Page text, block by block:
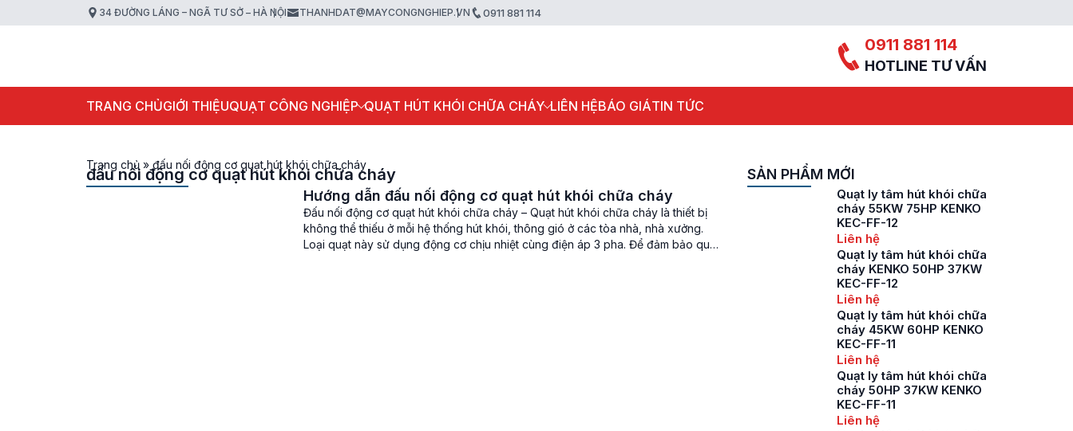
34 ĐƯỜNG LÁNG – NGÃ TƯ SỞ – HÀ NỘI THANHDAT@MAYCONGNGHIEP.VN 0911 881 114
0911 881 114
HOTLINE TƯ VẤN
TRANG CHỦGIỚI THIỆUQUẠT CÔNG NGHIỆP QUẠT HÚT KHÓI CHỮA CHÁY LIÊN HỆBÁO GIÁTIN TỨC
Trang chủ » đấu nối động cơ quạt hút khói chữa cháy
đấu nối động cơ quạt hút khói chữa cháy
Hướng dẫn đấu nối động cơ quạt hút khói chữa cháy
Đấu nối động cơ quạt hút khói chữa cháy – Quạt hút khói chữa cháy là thiết bị
không thể thiếu ở mỗi hệ thống hút khói, thông gió ở các tòa nhà, nhà xưởng.
Loại quạt này sử dụng động cơ chịu nhiệt cùng điện áp 3 pha. Để đảm bảo quạt
SẢN PHẨM MỚI
Quạt ly tâm hút khói chữa
cháy 55KW 75HP KENKO
KEC-FF-12
Liên hệ
Quạt ly tâm hút khói chữa
cháy KENKO 50HP 37KW
KEC-FF-12
Liên hệ
Quạt ly tâm hút khói chữa
cháy 45KW 60HP KENKO
KEC-FF-11
Liên hệ
Quạt ly tâm hút khói chữa
cháy 50HP 37KW KENKO
KEC-FF-11
Liên hệ